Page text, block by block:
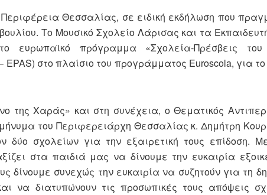
Θεσσαλίας, σε ειδική εκδήλωση που
Το Μουσικό Σχολείο Λάρισας και τα
πρόγραμμα «Σχολεία-Πρέσβεις του
EPAS) στο πλαίσιο του προγράμματος Euroscola, για
της Χαράς» και στη συνέχεια, ο Θεματικός
του Περιφερειάρχη Θεσσαλίας κ. Δημήτρη
δύο σχολείων για την εξαιρετική τους επίδοση.
στα παιδιά μας να δίνουμε την ευκαιρία
δίνουμε συνεχώς την ευκαιρία να συζητούν για τη
να διατυπώνουν τις προσωπικές τους απόψεις